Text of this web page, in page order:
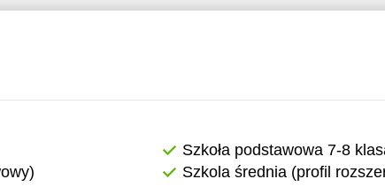
Szkoła podstawowa 7-8
Szkola średnia (profil